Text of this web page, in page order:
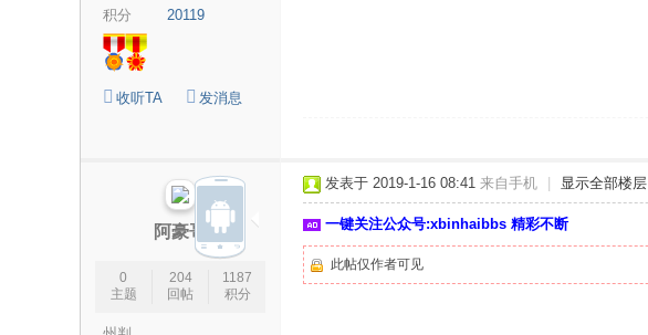
积分 20119
收听TA 发消息
阿豪哥
0
主题
204
回帖
1187
积分
发表于 2019-1-16 08:41 来自手机 显示全部楼层
一键关注公众号:xbinhaibbs 精彩不断
此帖仅作者可见